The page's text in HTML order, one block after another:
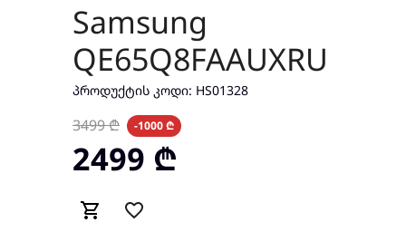
Samsung
QE65Q8FAAUXRU
ᲞᲠᲝᲓᲣᲥᲢᲘᲡ ᲙᲝᲓᲘ: HS01328
3499₾ -1000 ₾
2499 ₾